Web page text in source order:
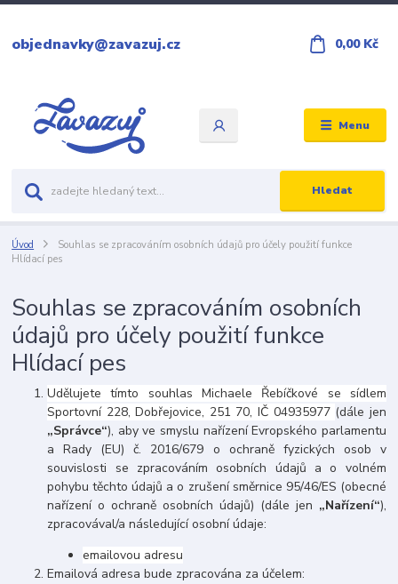
Menu
Hledat
objednavky@zavazuj.cz 0,00 Kč
Úvod
Souhlas se zpracováním osobních údajů pro účely použití funkce
Hlídací pes
Souhlas se zpracováním osobních
údajů pro účely použití funkce
Hlídací pes
Udělujete tímto souhlas Michaele Řebíčkové se sídlem
Sportovní 228, Dobřejovice, 251 70, IČ 04935977 (dále jen
„Správce“), aby ve smyslu nařízení Evropského parlamentu
a Rady (EU) č. 2016/679 o ochraně fyzických osob v
souvislosti se zpracováním osobních údajů a o volném
pohybu těchto údajů a o zrušení směrnice 95/46/ES (obecné
nařízení o ochraně osobních údajů) (dále jen „Nařízení“),
zpracovával/a následující osobní údaje:
emailovou adresu
Emailová adresa bude zpracována za účelem: